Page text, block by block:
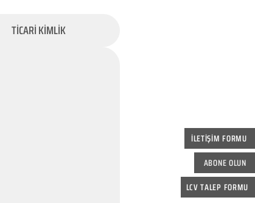
İLETİŞİM FORMU
ABONE OLUN
LCV TALEP FORMU
TİCARİ KİMLİK